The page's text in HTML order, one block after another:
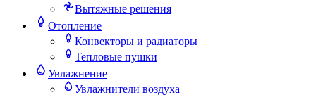
Вытяжные решения
Отопление
Конвекторы и радиаторы
Тепловые пушки
Увлажнение
Увлажнители воздуха